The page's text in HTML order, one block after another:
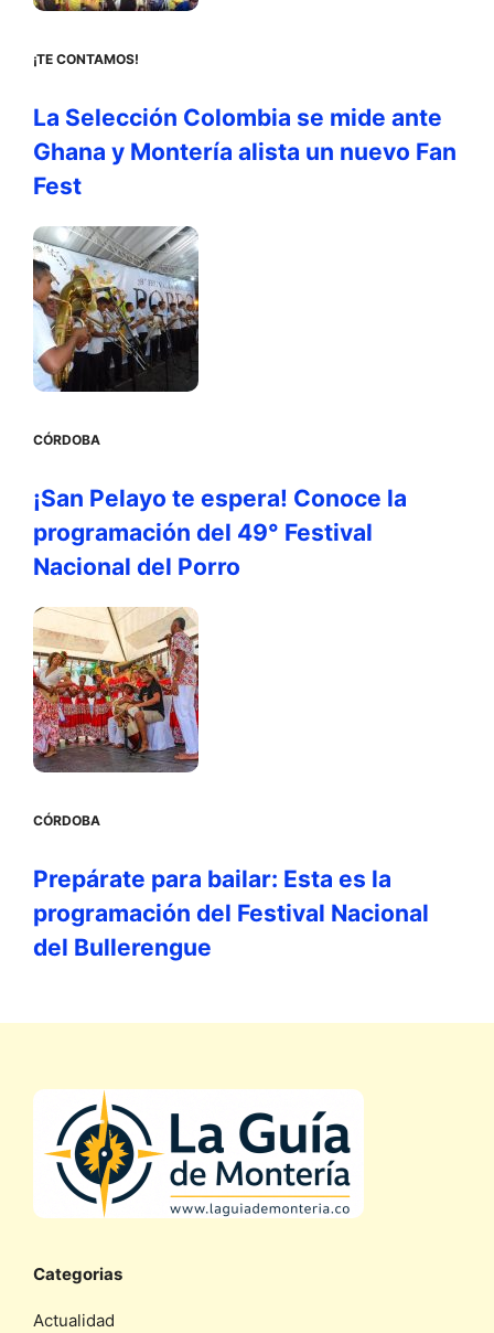
¡TE CONTAMOS!
La Selección Colombia se mide ante
Ghana y Montería alista un nuevo Fan
Fest
CÓRDOBA
¡San Pelayo te espera! Conoce la
programación del 49° Festival
Nacional del Porro
CÓRDOBA
Prepárate para bailar: Esta es la
programación del Festival Nacional
del Bullerengue
Categorias
Actualidad